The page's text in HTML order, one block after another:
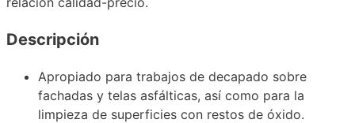
Descripción
Apropiado para trabajos de decapado sobre
fachadas y telas asfálticas, así como para la
limpieza de superficies con restos de óxido.